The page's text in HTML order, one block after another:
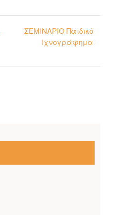
ΣΕΜΙΝΑΡΙΟ Παιδικό
Ιχνογράφημα